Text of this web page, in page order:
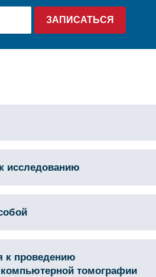
исследованию
к проведению
томографии